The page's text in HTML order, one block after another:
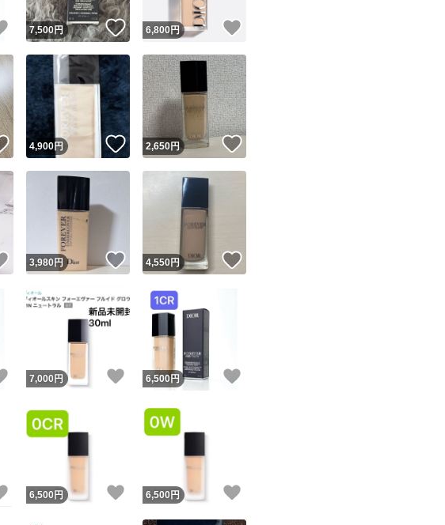
他フリマ実績◯+ このユーザーは他フリマサービスでの取引実績があります
スピード&安心発送
※このバッジは実績に基づく表示であり、発送を保証しているものではありません
スピード＆安心発送
このユーザーは高頻度で24時間以内＆設定した発送日数内に発送してい
ます
スピード発送 このユーザーは高頻度で24時間以内に発送しています
安心発送 このユーザーは設定した発送日数内に発送しています
出品ページへ
キャンセル
いいね！
7,500円 いいね！
6,800円
いいね！
4,900円 いいね！
2,650円
いいね！
3,980円 いいね！
4,550円
いいね！
7,000 円 いいね！
6,500円
いいね！
6,500 円 いいね！
6,500 円